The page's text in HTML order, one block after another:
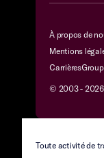
À propos de
Mentions
Carrières
© 2003 - 2026
Toute activité de